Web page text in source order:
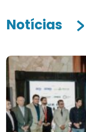
Notícias